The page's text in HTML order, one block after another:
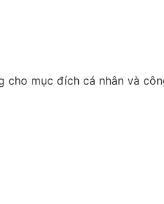
cho mục đích cá nhân và